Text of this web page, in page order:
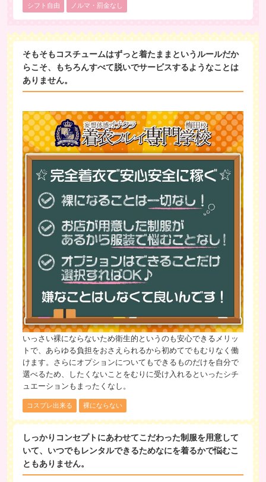
シフト自由 ノルマ・罰金なし
そもそもコスチュームはずっと着たままというルールだか
らこそ、もちろんすべて脱いでサービスするようなことは
ありません。
いっさい裸にならないため衛生的というのも安心できるメリッ
トで、あらゆる負担をおさえられるから初めてでもむりなく働
けます。さらにオプションについてもできるものだけを自分で
選べるため、したくないことをむりに受け入れるといったシチ
ュエーションもまったくなし。
コスプレ出来る 裸にならない
しっかりコンセプトにあわせてこだわった制服を用意して
いて、いつでもレンタルできるためなにを着るかで悩むこ
ともありません。